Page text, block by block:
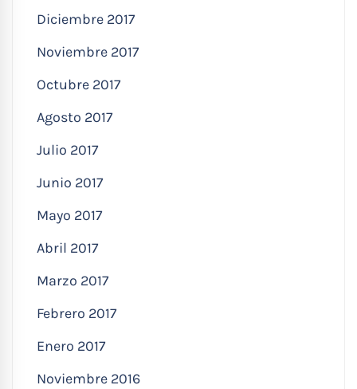
Diciembre 2017
Noviembre 2017
Octubre 2017
Agosto 2017
Julio 2017
Junio 2017
Mayo 2017
Abril 2017
Marzo 2017
Febrero 2017
Enero 2017
Noviembre 2016